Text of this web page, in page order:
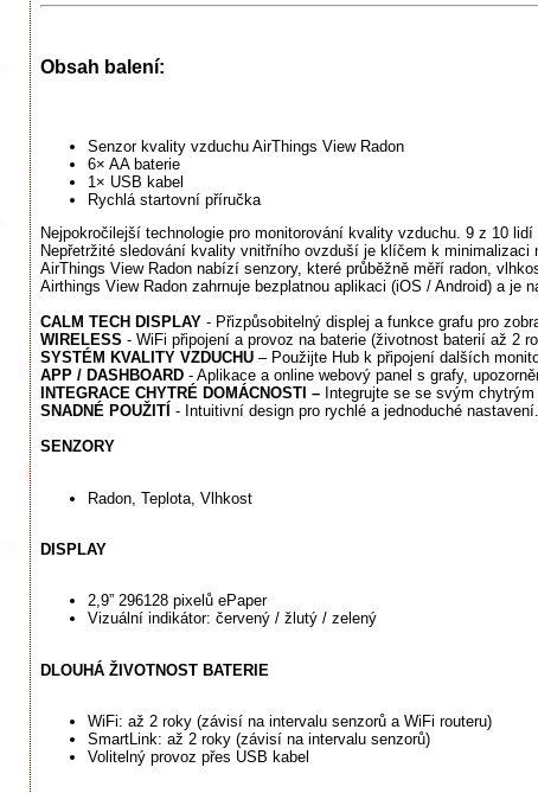
Obsah balení:
Senzor kvality vzduchu AirThings View Radon
6× AA baterie
1× USB kabel
Rychlá startovní příručka
Nejpokročilejší technologie pro monitorování kvality vzduchu. 9 z 10
Nepřetržité sledování kvality vnitřního ovzduší je klíčem k
AirThings View Radon nabízí senzory, které průběžně měří radon,
Airthings View Radon zahrnuje bezplatnou aplikaci (iOS / Android) a je
CALM TECH DISPLAY - Přizpůsobitelný displej a funkce grafu pro
WIRELESS - WiFi připojení a provoz na baterie (životnost baterií až 2
SYSTÉM KVALITY VZDUCHU – Použijte Hub k připojení dalších
APP / DASHBOARD - Aplikace a online webový panel s grafy,
INTEGRACE CHYTRÉ DOMÁCNOSTI – Integrujte se se svým
SNADNÉ POUŽITÍ - Intuitivní design pro rychlé a jednoduché nastavení.
SENZORY
Radon, Teplota, Vlhkost
DISPLAY
2,9” 296128 pixelů ePaper
Vizuální indikátor: červený / žlutý / zelený
DLOUHÁ ŽIVOTNOST BATERIE
WiFi: až 2 roky (závisí na intervalu senzorů a WiFi routeru)
SmartLink: až 2 roky (závisí na intervalu senzorů)
Volitelný provoz přes USB kabel